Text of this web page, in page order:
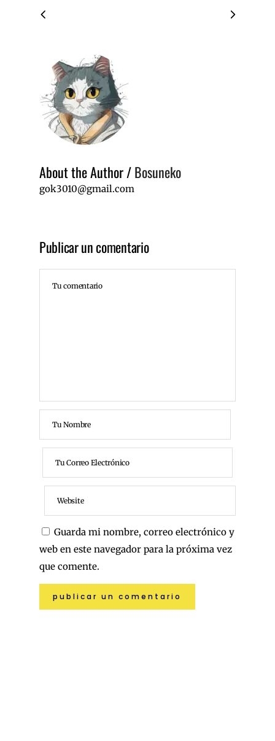
About the Author/Bosuneko
gok3010@gmail.com
Publicar un comentario
Guarda mi nombre, correo electrónico y
web en este navegador para la próxima vez
que comente.